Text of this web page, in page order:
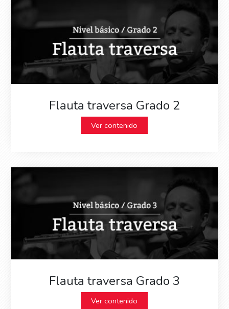
Flauta traversa Grado 2
Ver contenido
Flauta traversa Grado 3
Ver contenido